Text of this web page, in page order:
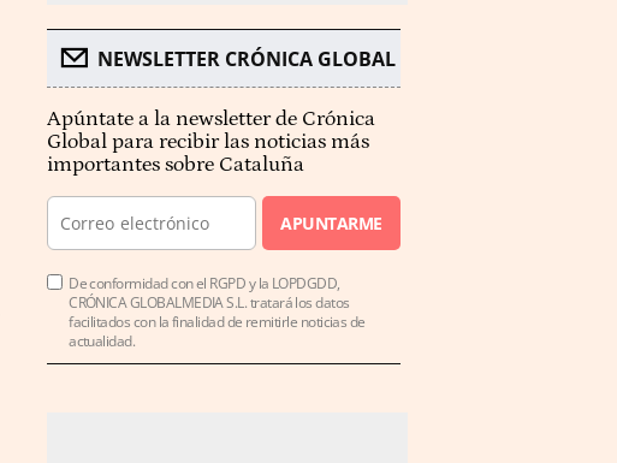
NEWSLETTER CRÓNICA GLOBAL
Apúntate a la newsletter de Crónica
Global para recibir las noticias más
importantes sobre Cataluña
APUNTARME
De conformidad con el RGPD y la LOPDGDD,
CRÓNICA GLOBALMEDIA S.L. tratará los datos
facilitados con la finalidad de remitirle noticias de
actualidad.